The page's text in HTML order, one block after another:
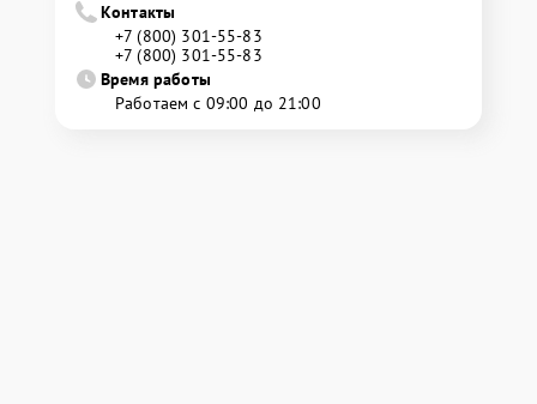
Контакты
+7 (800) 301-55-83
+7 (800) 301-55-83
Время работы
Работаем с 09:00 до 21:00